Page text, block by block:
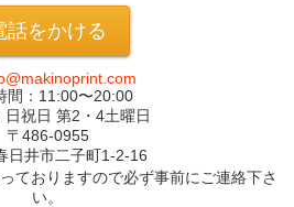
話をかける
間：11:00〜20:00
日祝日 第2・4土曜日
〒486-0955
日井市二子町1-2-16
ておりますので必ず事前にご連絡下さ
い。